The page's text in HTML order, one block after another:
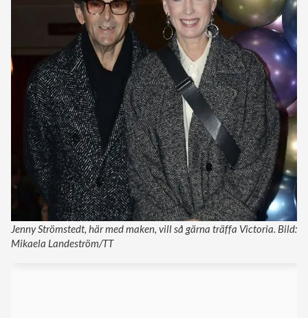
Jenny Strömstedt, här med maken, vill så gärna träffa Victoria. Bild:
Mikaela Landeström/TT